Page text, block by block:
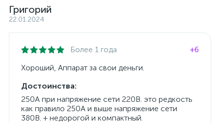
Григорий
22.01.2024
Более 1 года
+6
Хороший, Аппарат за свои деньги.
Достоинства:
250А при напряжение сети 220В. это редкость
как правило 250А и выше напряжение сети
380В. + недорогой и компактный.